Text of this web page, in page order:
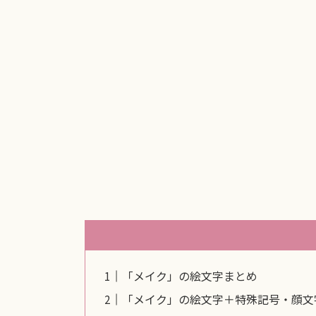
「メイク」の絵文字まとめ
「メイク」の絵文字＋特殊記号・顔